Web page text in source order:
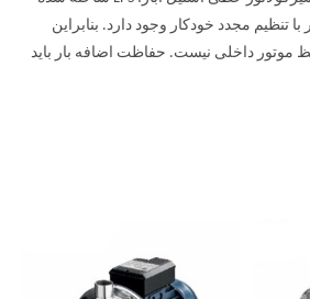
تنظیم مجدد خودکار وجود دارد. بنابراین
موتور داخلی نیست. حفاظت اضافه بار باید